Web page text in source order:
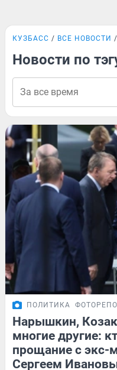
КУЗБАСС ВСЕ НОВОСТИ
Новости по
ПОЛИТИКА
Нарышкин,
многие другие:
прощание с экс-
Сергеем